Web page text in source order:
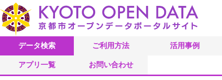
データ検索 ご利用方法 活用事例
アプリ一覧 お問い合わせ